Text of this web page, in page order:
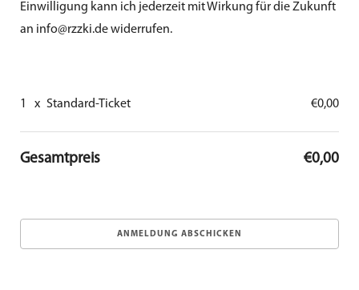
Einwilligung kann ich jederzeit mit Wirkung für die Zukunft
an info@rzzki.de widerrufen.
1 x Standard-Ticket €0,00
Gesamtpreis €0,00